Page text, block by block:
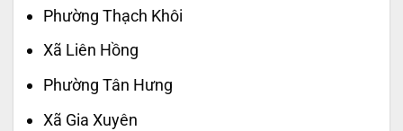
Phường Thạch Khôi
Xã Liên Hồng
Phường Tân Hưng
Xã Gia Xuyên